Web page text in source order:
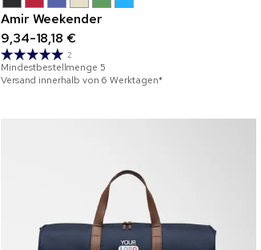
Amir Weekender
9,34-18,18 €
2
Mindestbestellmenge 5
Versand innerhalb von 6 Werktagen*